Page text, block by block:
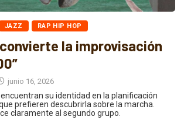
JAZZ RAP HIP HOP
la improvisación
junio 16, 2026
su identidad en la planificación
prefieren descubrirla sobre la marcha.
claramente al segundo grupo.